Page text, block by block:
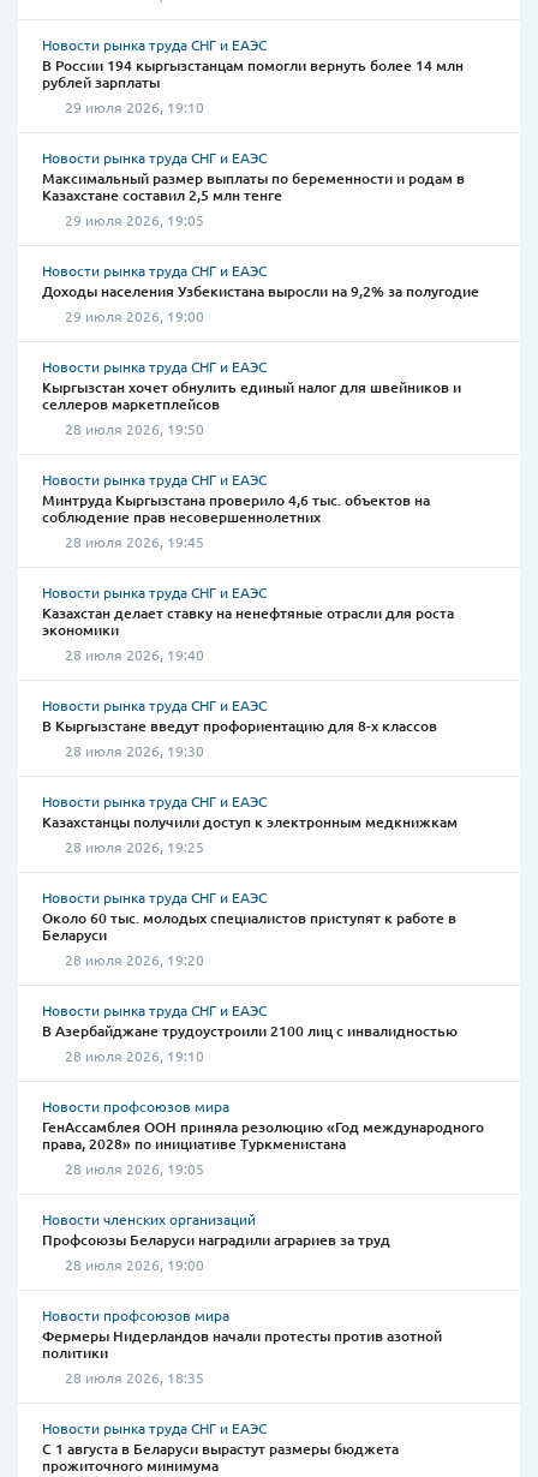
Новости рынка труда СНГ и ЕАЭС
В России 194 кыргызстанцам помогли вернуть более 14 млн
рублей зарплаты
29 июля 2026, 19:10
Новости рынка труда СНГ и ЕАЭС
Максимальный размер выплаты по беременности и родам в
Казахстане составил 2,5 млн тенге
29 июля 2026, 19:05
Новости рынка труда СНГ и ЕАЭС
Доходы населения Узбекистана выросли на 9,2% за полугодие
29 июля 2026, 19:00
Новости рынка труда СНГ и ЕАЭС
Кыргызстан хочет обнулить единый налог для швейников и
селлеров маркетплейсов
28 июля 2026, 19:50
Новости рынка труда СНГ и ЕАЭС
Минтруда Кыргызстана проверило 4,6 тыс. объектов на
соблюдение прав несовершеннолетних
28 июля 2026, 19:45
Новости рынка труда СНГ и ЕАЭС
Казахстан делает ставку на ненефтяные отрасли для роста
экономики
28 июля 2026, 19:40
Новости рынка труда СНГ и ЕАЭС
В Кыргызстане введут профориентацию для 8-х классов
28 июля 2026, 19:30
Новости рынка труда СНГ и ЕАЭС
Казахстанцы получили доступ к электронным медкнижкам
28 июля 2026, 19:25
Новости рынка труда СНГ и ЕАЭС
Около 60 тыс. молодых специалистов приступят к работе в
Беларуси
28 июля 2026, 19:20
Новости рынка труда СНГ и ЕАЭС
В Азербайджане трудоустроили 2100 лиц с инвалидностью
28 июля 2026, 19:10
Новости профсоюзов мира
ГенАссамблея ООН приняла резолюцию «Год международного
права, 2028» по инициативе Туркменистана
28 июля 2026, 19:05
Новости членских организаций
Профсоюзы Беларуси наградили аграриев за труд
28 июля 2026, 19:00
Новости профсоюзов мира
Фермеры Нидерландов начали протесты против азотной
политики
28 июля 2026, 18:35
Новости рынка труда СНГ и ЕАЭС
С 1 августа в Беларуси вырастут размеры бюджета
прожиточного минимума